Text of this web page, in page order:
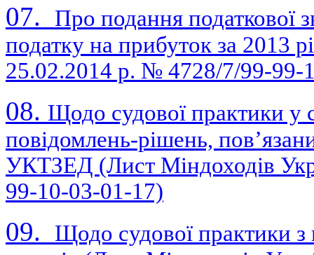
07.
Про подання податкової
податку на прибуток за 2013
25.02.2014 р. № 4728/7/99-99-
08. Щодо судової практики у
повідомлень-рішень,
УКТЗЕД (Лист Міндоходів
99-10-03-01-17)
09.
Щодо судової практики з